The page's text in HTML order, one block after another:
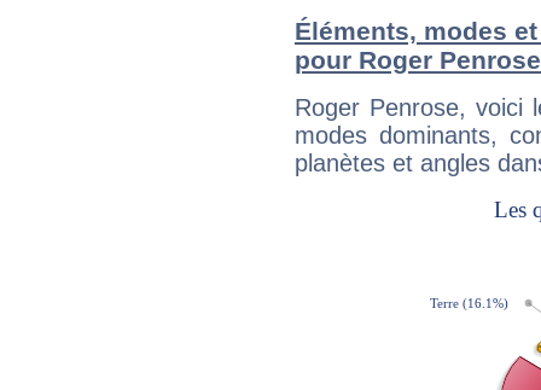
Éléments, modes
pour Roger Penrose
Roger Penrose, voici
modes dominants,
planètes et angles